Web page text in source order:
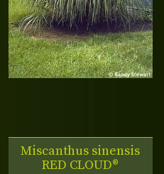
Miscanthus sinensis
RED CLOUD®